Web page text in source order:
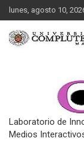
Saltar
al
contenido
lunes, agosto 10,
Laboratorio de
Medios